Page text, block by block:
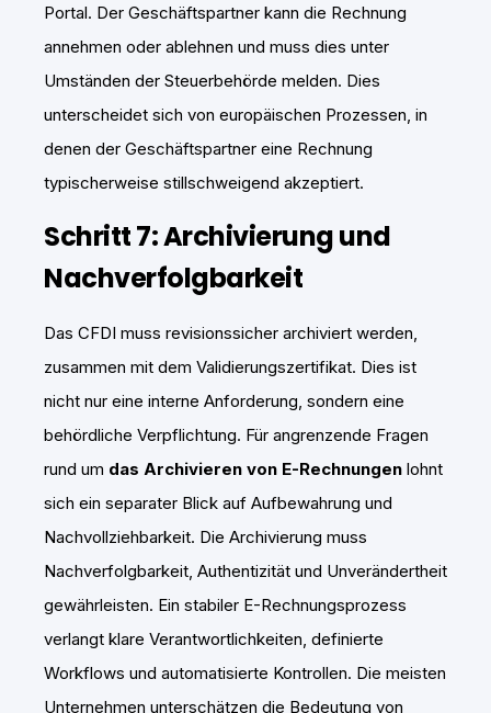
Portal. Der Geschäftspartner kann die Rechnung
annehmen oder ablehnen und muss dies unter
Umständen der Steuerbehörde melden. Dies
unterscheidet sich von europäischen Prozessen, in
denen der Geschäftspartner eine Rechnung
typischerweise stillschweigend akzeptiert.
Schritt 7: Archivierung und
Nachverfolgbarkeit
Das CFDI muss revisionssicher archiviert werden,
zusammen mit dem Validierungszertifikat. Dies ist
nicht nur eine interne Anforderung, sondern eine
behördliche Verpflichtung. Für angrenzende Fragen
rund um das Archivieren von E-Rechnungen lohnt
sich ein separater Blick auf Aufbewahrung und
Nachvollziehbarkeit. Die Archivierung muss
Nachverfolgbarkeit, Authentizität und Unverändertheit
gewährleisten. Ein stabiler E-Rechnungsprozess
verlangt klare Verantwortlichkeiten, definierte
Workflows und automatisierte Kontrollen. Die meisten
Unternehmen unterschätzen die Bedeutung von